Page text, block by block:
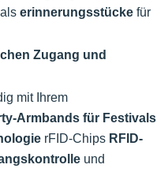
erinnerungsstücke für
Zugang und
mit Ihrem
Armbands für Festivals
rFID-Chips RFID-
und